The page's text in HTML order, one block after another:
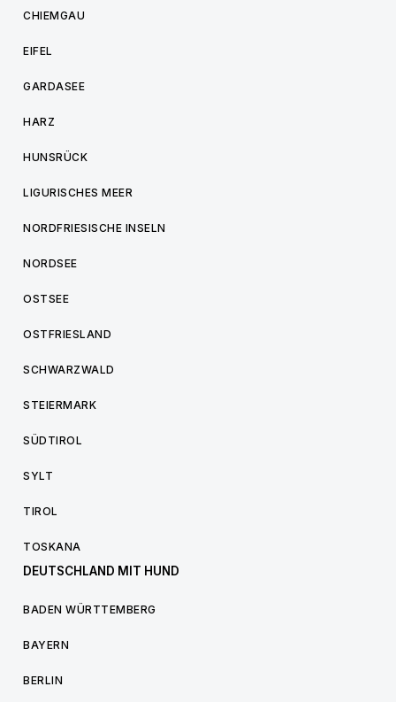
CHIEMGAU
EIFEL
GARDASEE
HARZ
HUNSRÜCK
LIGURISCHES MEER
NORDFRIESISCHE INSELN
NORDSEE
OSTSEE
OSTFRIESLAND
SCHWARZWALD
STEIERMARK
SÜDTIROL
SYLT
TIROL
TOSKANA
DEUTSCHLAND MIT HUND
BADEN WÜRTTEMBERG
BAYERN
BERLIN